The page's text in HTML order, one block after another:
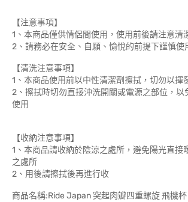
【注意事項】
1、本商品僅供情侶間使用，使用前後請注意清
2、請務必在安全、自願、愉悅的前提下謹慎使
【清洗注意事項】
1、本商品使用前以中性清潔劑擦拭，切勿以揮
2、擦拭時切勿直接沖洗開關或電源之部位，以
使用
【收納注意事項】
1、本商品請收納於陰涼之處所，避免陽光直接
之處所
2、用後請擦拭後再進行收
商品名稱:Ride Japan 突起肉瓣四重螺旋 飛機